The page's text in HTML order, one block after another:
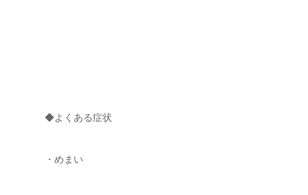
◆よくある症状
・めまい